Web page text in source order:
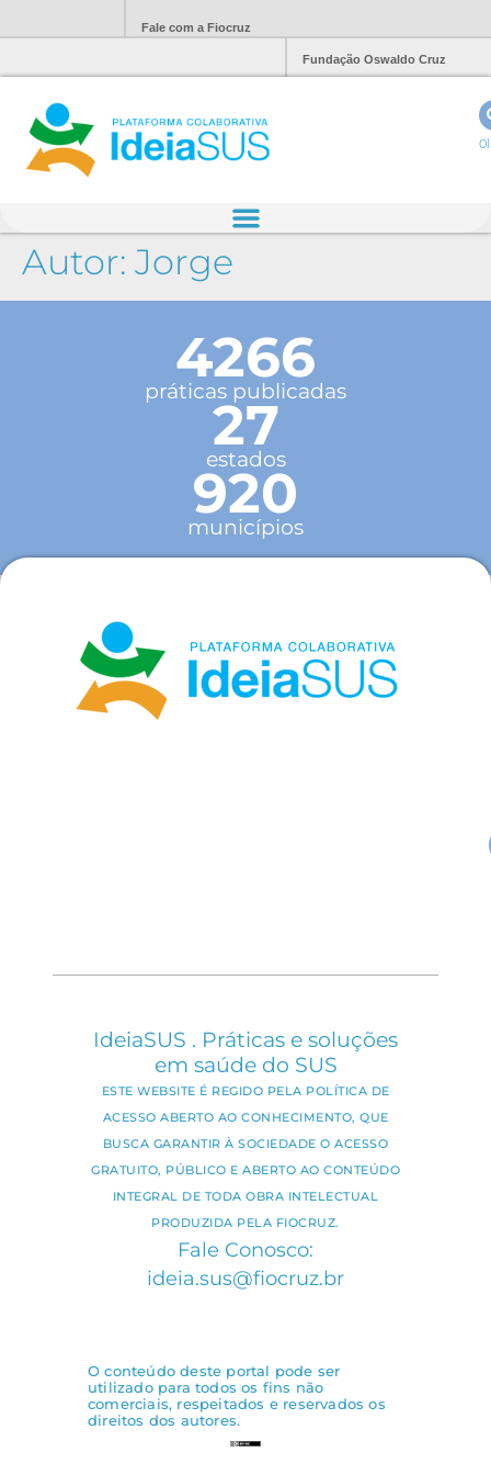
Fale com a Fiocruz
Fundação Oswaldo Cruz
Autor: Jorge
4266
práticas publicadas
27
estados
920
municípios
IdeiaSUS . Práticas e soluções
em saúde do SUS
ESTE WEBSITE É REGIDO PELA POLÍTICA DE
ACESSO ABERTO AO CONHECIMENTO, QUE
BUSCA GARANTIR À SOCIEDADE O ACESSO
GRATUITO, PÚBLICO E ABERTO AO CONTEÚDO
INTEGRAL DE TODA OBRA INTELECTUAL
PRODUZIDA PELA FIOCRUZ.
Fale Conosco:
ideia.sus@fiocruz.br
O conteúdo deste portal pode ser
utilizado para todos os fins não
comerciais, respeitados e reservados os
direitos dos autores.